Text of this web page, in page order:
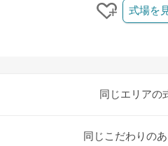
クリップ
式場を
同じエリアの
同じこだわりの